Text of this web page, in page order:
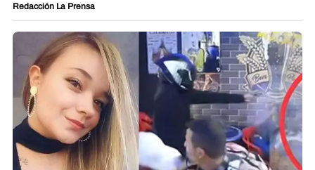
Redacción La Prensa